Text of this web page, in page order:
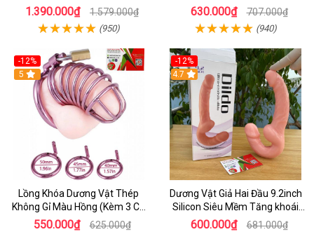
Nam
1.390.000₫ 1.579.000₫
(950)
Nằm Ngửa Như Thật
630.000₫ 707.000₫
(940)
-12%
5
Lồng Khóa Dương Vật Thép
Không Gỉ Màu Hồng (Kèm 3 Cỡ
Vòng)
550.000₫ 625.000₫
-12%
4.7
Dương Vật Giả Hai Đầu 9.2inch
Silicon Siêu Mềm Tăng khoái
Cảm Đôi Đỉnh Cao
600.000₫ 681.000₫